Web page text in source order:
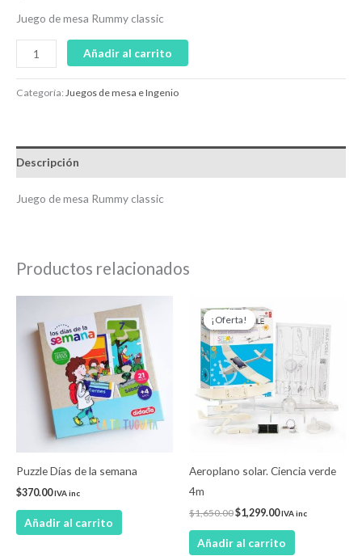
Juego de mesa Rummy classic
Añadir al carrito
Categoría:Juegos de mesa e Ingenio
Descripción
Juego de mesa Rummy classic
Productos relacionados
Puzzle Días de la semana
$370.00IVA inc
Añadir al carrito
¡Oferta!
¡Oferta!
Aeroplano solar. Ciencia verde
4m
$1,650.00
precio
original
era:
$1,650.00.
$1,299.00
actual
$1,299.00.
IVA inc
Añadir al carrito